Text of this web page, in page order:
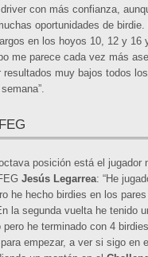
con más confianza,
oportunidades de
en los hoyos 10, 12 y 16
me parece cada vez más
muy bajos todos
posición está el jugador
Jesús Legarrea: “He
he hecho birdies en los
la segunda vuelta he tenido
he terminado con 4
empezar, a ver si sigo en